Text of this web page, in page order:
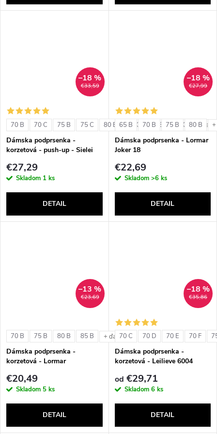
€33,59
–18 %
70 B 70 C 75 B 75 C 80 B 80 C 85 B 85 C +
Dámska podprsenka -
korzetová - push-up - Sielei
€27,29
Skladom 1 ks
DETAIL
€27,99
–18 %
65 B 70 B 75 B 80 B
Dámska podprsenka - Lormar
Joker 18
€22,69
Skladom >6 ks
DETAIL
€23,69
–13 %
70 B 75 B 80 B 85 B + ďalšie
Dámska podprsenka -
korzetová - Lormar
€20,49
Skladom 5 ks
DETAIL
€35,86
–18 %
70 C 70 D 70 E 70 F
Dámska podprsenka -
korzetová - Leilieve 6004
od €29,71
Skladom 6 ks
DETAIL